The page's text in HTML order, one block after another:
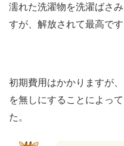
濡れた洗濯物を洗濯ばさ
すが、解放されて最高で
初期費用はかかりますが
を無しにすることによっ
た。